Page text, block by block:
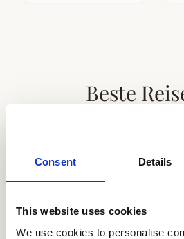
Consent Details
This website uses cookies
We use cookies to personalise
Beste
Informationen zur besten
Region.
Mai - Oktober